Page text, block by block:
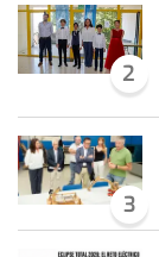
2
3